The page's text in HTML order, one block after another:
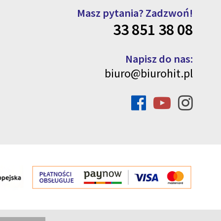
Masz pytania? Zadzwoń!
33 851 38 08
Napisz do nas:
biuro@biurohit.pl